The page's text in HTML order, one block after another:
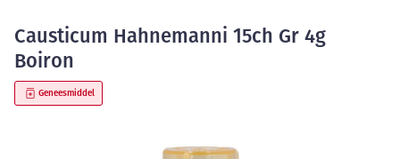
Causticum Hahnemanni 15ch Gr 4g
Boiron
Geneesmiddel